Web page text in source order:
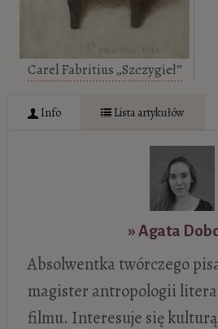
Carel Fabritius „Szczygieł”
Info Lista artykułów
» Agata
Absolwentka twórczego
magister antropologii
filmu. Interesuje się